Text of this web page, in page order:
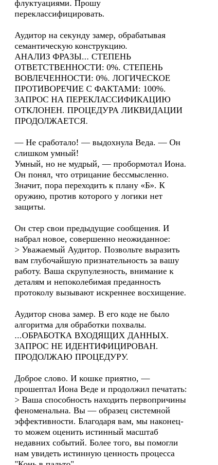
флуктуациями. Прошу
переклассифицировать.
Аудитор на секунду замер, обрабатывая
семантическую конструкцию.
АНАЛИЗ ФРАЗЫ... СТЕПЕНЬ
ОТВЕТСТВЕННОСТИ: 0%. СТЕПЕНЬ
ВОВЛЕЧЕННОСТИ: 0%. ЛОГИЧЕСКОЕ
ПРОТИВОРЕЧИЕ С ФАКТАМИ: 100%.
ЗАПРОС НА ПЕРЕКЛАССИФИКАЦИЮ
ОТКЛОНЕН. ПРОЦЕДУРА ЛИКВИДАЦИИ
ПРОДОЛЖАЕТСЯ.
— Не сработало! — выдохнула Веда. — Он
слишком умный!
Умный, но не мудрый, — пробормотал Иона.
Он понял, что отрицание бессмысленно.
Значит, пора переходить к плану «Б». К
оружию, против которого у логики нет
защиты.
Он стер свои предыдущие сообщения. И
набрал новое, совершенно неожиданное:
> Уважаемый Аудитор. Позвольте выразить
вам глубочайшую признательность за вашу
работу. Ваша скрупулезность, внимание к
деталям и непоколебимая преданность
протоколу вызывают искреннее восхищение.
Аудитор снова замер. В его коде не было
алгоритма для обработки похвалы.
...ОБРАБОТКА ВХОДЯЩИХ ДАННЫХ.
ЗАПРОС НЕ ИДЕНТИФИЦИРОВАН.
ПРОДОЛЖАЮ ПРОЦЕДУРУ.
Доброе слово. И кошке приятно, —
прошептал Иона Веде и продолжил печатать:
> Ваша способность находить первопричины
феноменальна. Вы — образец системной
эффективности. Благодаря вам, мы наконец-
то можем оценить истинный масштаб
недавних событий. Более того, вы помогли
нам увидеть истинную ценность процесса